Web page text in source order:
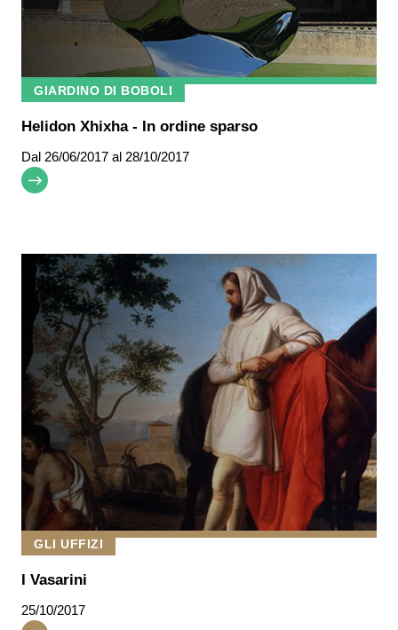
GIARDINO DI BOBOLI
Helidon Xhixha - In ordine sparso
Dal 26/06/2017 al 28/10/2017
GLI UFFIZI
I Vasarini
25/10/2017